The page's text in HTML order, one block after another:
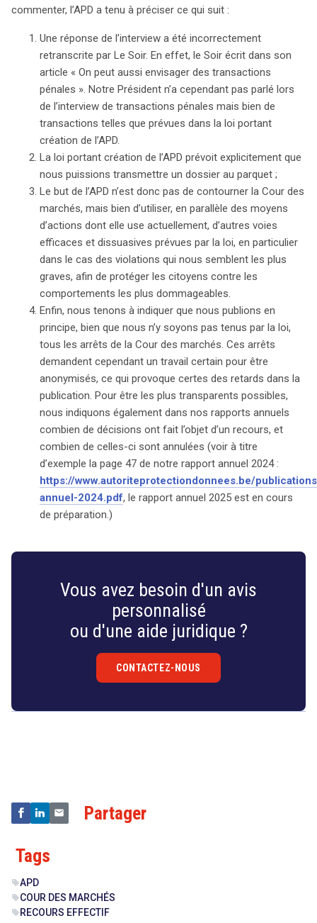
commenter, l’APD a tenu à préciser ce qui suit :
Une réponse de l’interview a été incorrectement
retranscrite par Le Soir. En effet, le Soir écrit dans son
article « On peut aussi envisager des transactions
pénales ». Notre Président n’a cependant pas parlé lors
de l’interview de transactions pénales mais bien de
transactions telles que prévues dans la loi portant
création de l’APD.
La loi portant création de l’APD prévoit explicitement que
nous puissions transmettre un dossier au parquet ;
Le but de l’APD n’est donc pas de contourner la Cour des
marchés, mais bien d’utiliser, en parallèle des moyens
d’actions dont elle use actuellement, d’autres voies
efficaces et dissuasives prévues par la loi, en particulier
dans le cas des violations qui nous semblent les plus
graves, afin de protéger les citoyens contre les
comportements les plus dommageables.
Enfin, nous tenons à indiquer que nous publions en
principe, bien que nous n’y soyons pas tenus par la loi,
tous les arrêts de la Cour des marchés. Ces arrêts
demandent cependant un travail certain pour être
anonymisés, ce qui provoque certes des retards dans la
publication. Pour être les plus transparents possibles,
nous indiquons également dans nos rapports annuels
combien de décisions ont fait l’objet d’un recours, et
combien de celles-ci sont annulées (voir à titre
d’exemple la page 47 de notre rapport annuel 2024 :
https://www.autoriteprotectiondonnees.be/
annuel-2024.pdf, le rapport annuel 2025 est en cours
de préparation.)
Vous avez besoin d'un avis
personnalisé
ou d'une aide juridique ?
CONTACTEZ-NOUS
Partager
Tags
sellAPD
sellCOUR DES MARCHÉS
sell RECOURS EFFECTIF